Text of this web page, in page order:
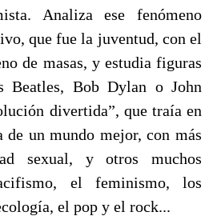
Analiza ese fenómeno
que fue la juventud, con el
de masas, y estudia figuras
Beatles, Bob Dylan o John
divertida”, que traía en
de un mundo mejor, con más
sexual, y otros muchos
el feminismo, los
el pop y el rock...